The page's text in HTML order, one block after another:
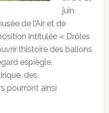
juin
de l’Air et de
intitulée « Drôles
l’histoire des ballons
espiègle,
des
pourront ainsi